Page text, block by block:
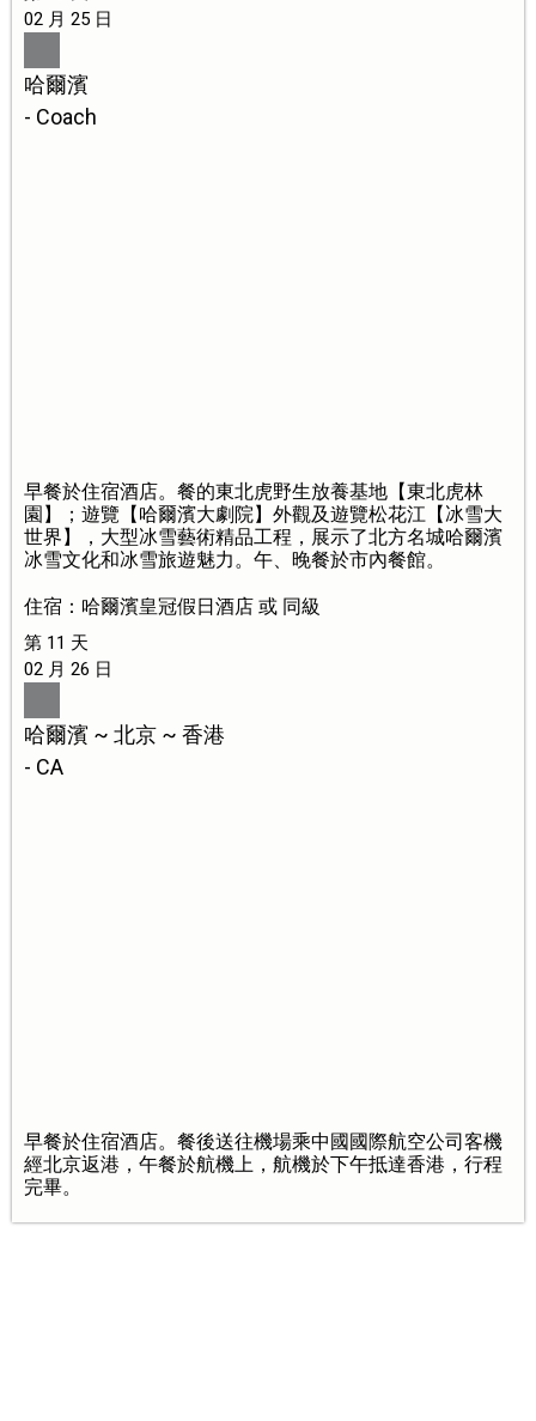
02 月 25 日
哈爾濱
- Coach
早餐於住宿酒店。餐的東北虎野生放養基地【東北虎林
園】；遊覽【哈爾濱大劇院】外觀及遊覽松花江【冰雪大
世界】，大型冰雪藝術精品工程，展示了北方名城哈爾濱
冰雪文化和冰雪旅遊魅力。午、晚餐於市內餐館。
住宿：哈爾濱皇冠假日酒店 或 同級
第 11 天
02 月 26 日
哈爾濱 ~ 北京 ~ 香港
- CA
早餐於住宿酒店。餐後送往機場乘中國國際航空公司客機
經北京返港，午餐於航機上，航機於下午抵達香港，行程
完畢。